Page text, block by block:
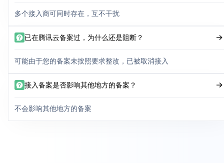
多个接入商可同时存在，互不干扰
已在腾讯云备案过，为什么还是阻断？
可能由于您的备案未按照要求整改，已被取消接入
接入备案是否影响其他地方的备案？
不会影响其他地方的备案